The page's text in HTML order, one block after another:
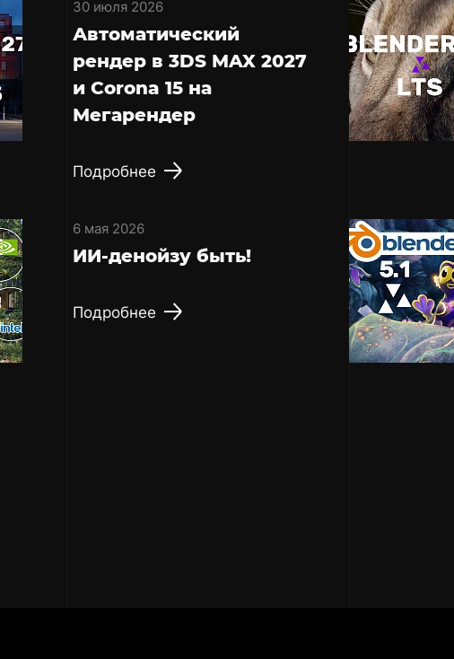
30 июля 2026
Автоматический
рендер в 3DS MAX 2027
и Corona 15 на
Мегарендер
Подробнее
6 мая 2026
ИИ-денойзу быть!
Подробнее